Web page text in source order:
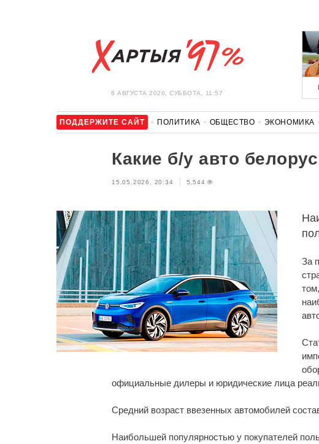
8 АВГУСТА 2026, СУББОТА, 11:57
ПОДДЕРЖИТЕ САЙТ ПОЛИТИКА ОБЩЕСТВО ЭКОНОМИКА
Какие б/у авто
15.05.2026, 20:34 5,544
За
официальные дилеры и юридические лица
Средний возраст ввезенных автомобилей
Наибольшей популярностью у покупателей